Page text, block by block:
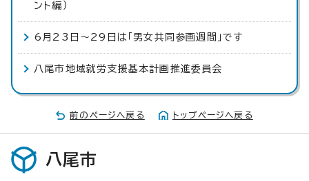
ント編）
6月23日～29日は「男女共同参画週間」です
八尾市地域就労支援基本計画推進委員会
前のページへ戻る トップページへ戻る
八尾市